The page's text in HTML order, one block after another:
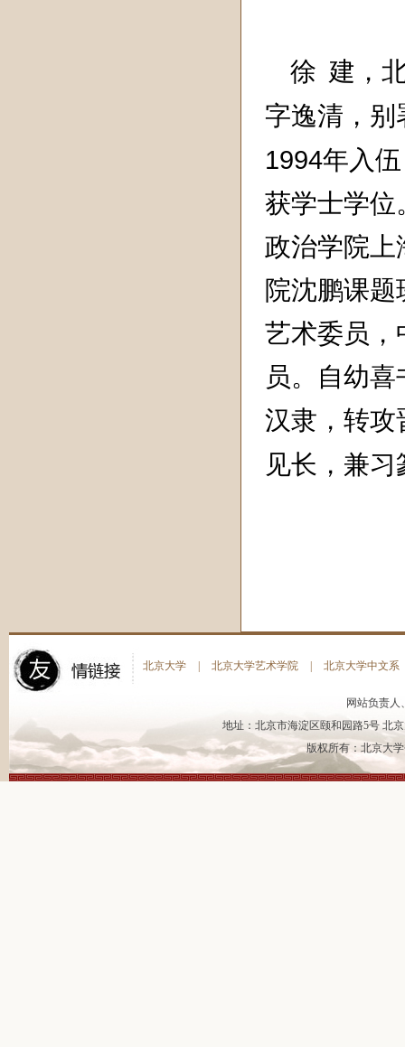
徐 建，
字逸清，别
1994年入
获学士学位
政治学院上
院沈鹏课
艺术委员，
员。自幼
汉隶，转攻
见长，兼习
北京大学 北京大学艺术学院 北京大学中文系
网站负责
地址：北京市海淀区颐和园路5号 北
版权所有：北京大